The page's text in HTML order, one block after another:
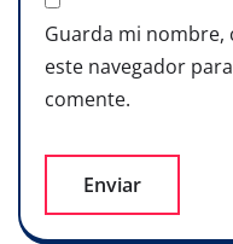
Guarda mi nombre,
este navegador
comente.